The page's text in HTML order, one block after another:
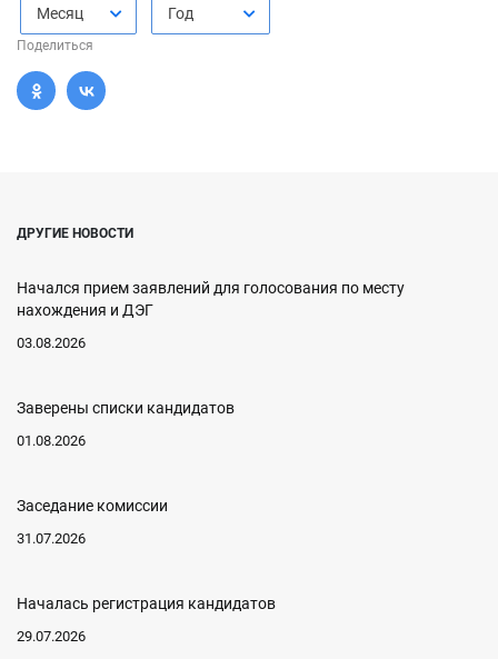
Месяц Год
Поделиться
ДРУГИЕ НОВОСТИ
Начался прием заявлений для голосования по месту
нахождения и ДЭГ
03.08.2026
Заверены списки кандидатов
01.08.2026
Заседание комиссии
31.07.2026
Началась регистрация кандидатов
29.07.2026